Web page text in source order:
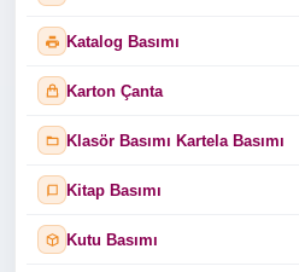
Katalog Basımı
Karton Çanta
Klasör Basımı Kartela Basımı
Kitap Basımı
Kutu Basımı